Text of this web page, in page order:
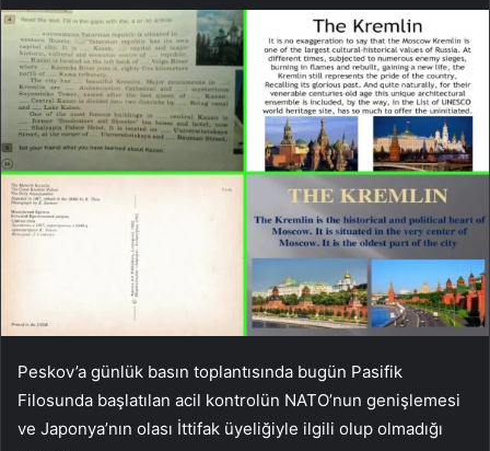
Peskov’a günlük basın toplantısında bugün Pasifik
Filosunda başlatılan acil kontrolün NATO’nun genişlemesi
ve Japonya’nın olası İttifak üyeliğiyle ilgili olup olmadığı